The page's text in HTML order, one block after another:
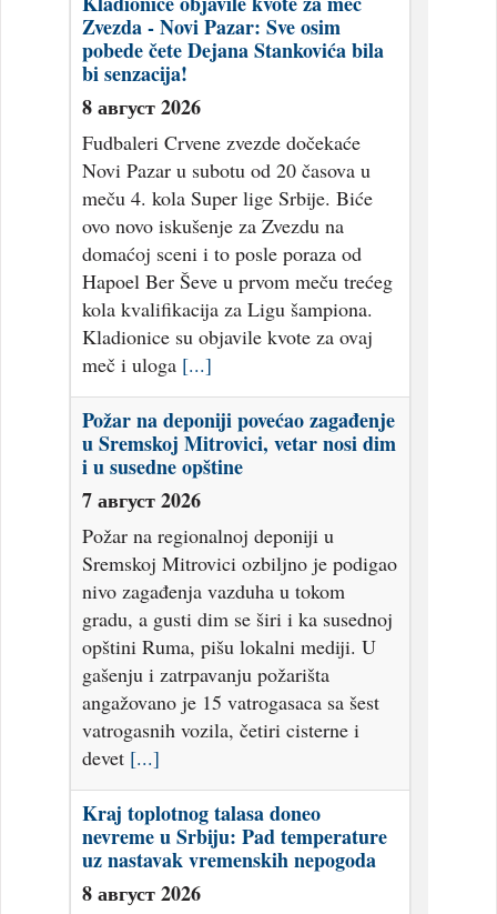
Zvezda - Novi Pazar: Sve osim
pobede čete Dejana Stankovića bila
bi senzacija!
8 август 2026
Fudbaleri Crvene zvezde dočekaće
Novi Pazar u subotu od 20 časova u
meču 4. kola Super lige Srbije. Biće
ovo novo iskušenje za Zvezdu na
domaćoj sceni i to posle poraza od
Hapoel Ber Ševe u prvom meču trećeg
kola kvalifikacija za Ligu šampiona.
Kladionice su objavile kvote za ovaj
meč i uloga [...]
Požar na deponiji povećao zagađenje
u Sremskoj Mitrovici, vetar nosi dim
i u susedne opštine
7 август 2026
Požar na regionalnoj deponiji u
Sremskoj Mitrovici ozbiljno je podigao
nivo zagađenja vazduha u tokom
gradu, a gusti dim se širi i ka susednoj
opštini Ruma, pišu lokalni mediji. U
gašenju i zatrpavanju požarišta
angažovano je 15 vatrogasaca sa šest
vatrogasnih vozila, četiri cisterne i
devet [...]
Kraj toplotnog talasa doneo
nevreme u Srbiju: Pad temperature
uz nastavak vremenskih nepogoda
8 август 2026